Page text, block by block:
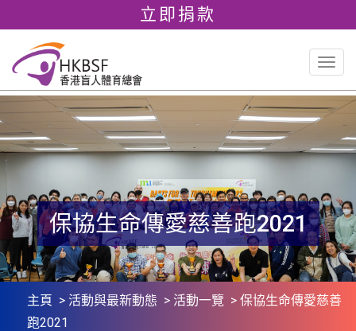
立即捐款
主頁 > 活動與最新動態 > 活動一覽 > 保協生命傳愛慈善
跑2021
保協生命傳愛慈善跑2021